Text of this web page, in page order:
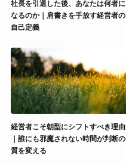
社長を引退した後、あなたは何者に
なるのか｜肩書きを手放す経営者の
自己定義
経営者こそ朝型にシフトすべき理由
｜誰にも邪魔されない時間が判断の
質を変える